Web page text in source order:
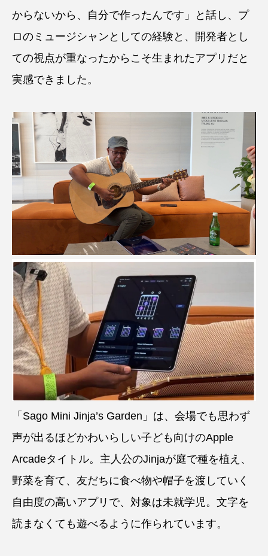
からないから、自分で作ったんです」と話し、プ
ロのミュージシャンとしての経験と、開発者とし
ての視点が重なったからこそ生まれたアプリだと
実感できました。
「Sago Mini Jinja’s Garden」は、会場でも思わず
声が出るほどかわいらしい子ども向けのApple
Arcadeタイトル。主人公のJinjaが庭で種を植え、
野菜を育て、友だちに食べ物や帽子を渡していく
自由度の高いアプリで、対象は未就学児。文字を
読まなくても遊べるように作られています。